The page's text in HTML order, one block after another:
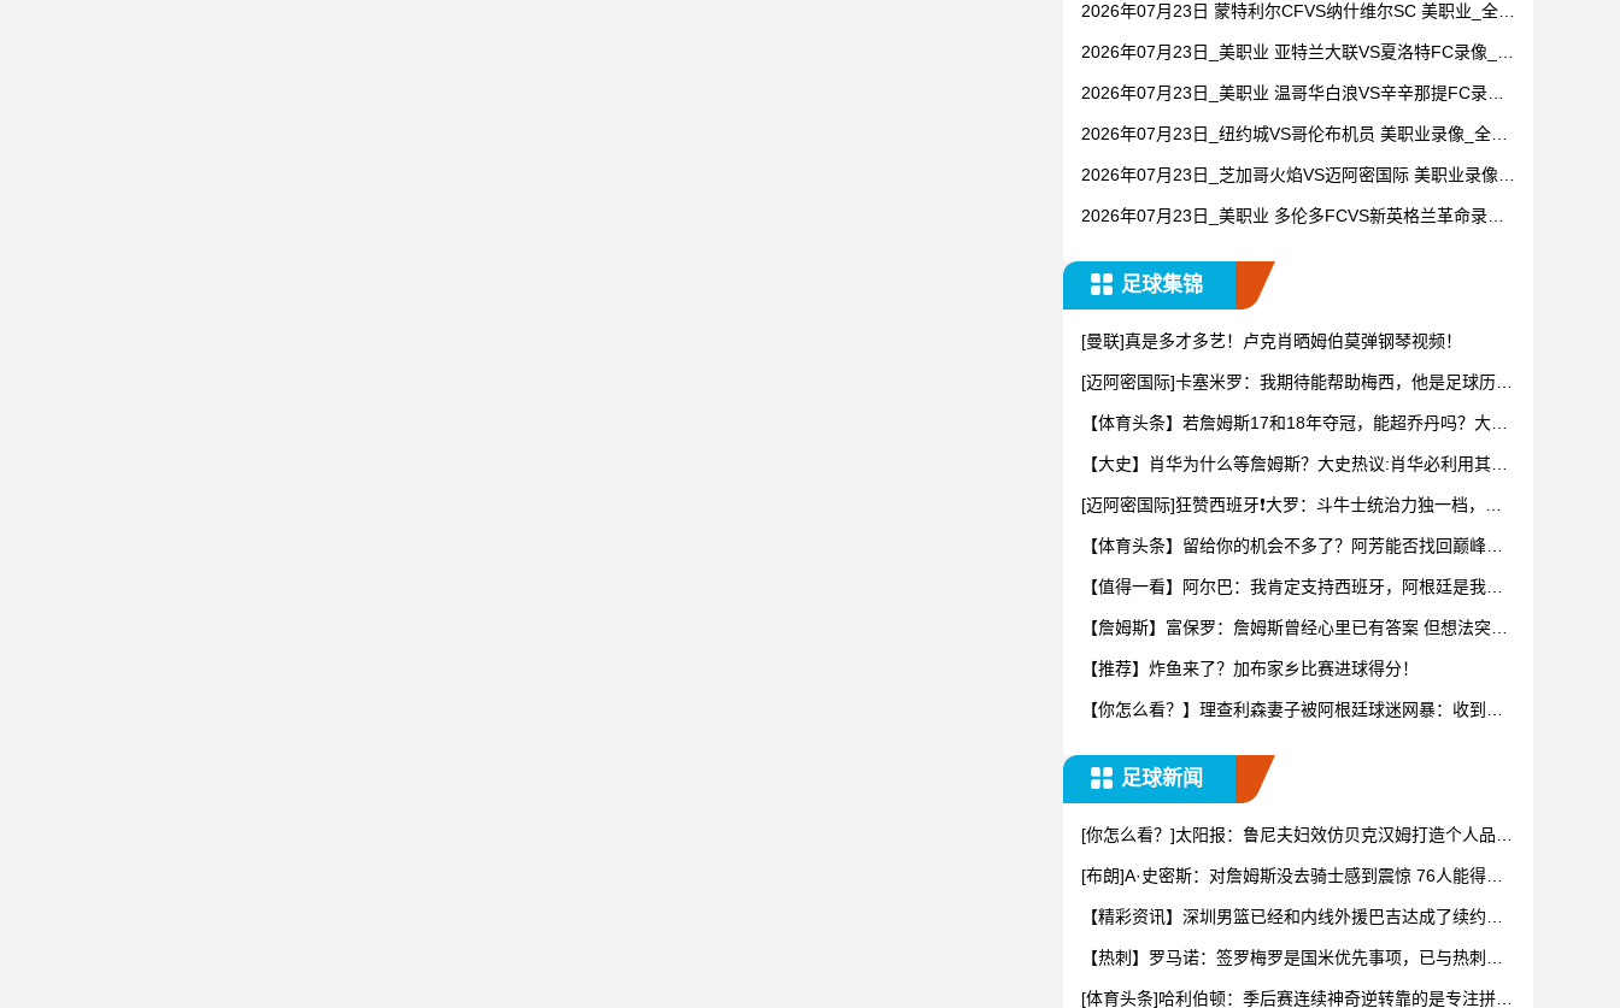
2026年07月23日 蒙特利尔CFVS纳什维尔SC 美职业_全场
2026年07月23日_美职业 亚特兰大联VS夏洛特FC录像_全
2026年07月23日_美职业 温哥华白浪VS辛辛那提FC录像_
2026年07月23日_纽约城VS哥伦布机员 美职业录像_全场
2026年07月23日_芝加哥火焰VS迈阿密国际 美职业录像_
2026年07月23日_美职业 多伦多FCVS新英格兰革命录像_
足球集锦
[曼联]真是多才多艺！卢克肖晒姆伯莫弹钢琴视频！
[迈阿密国际]卡塞米罗：我期待能帮助梅西，他是足球历史
【体育头条】若詹姆斯17和18年夺冠，能超乔丹吗？大史
【大史】肖华为什么等詹姆斯？大史热议:肖华必利用其商
[迈阿密国际]狂赞西班牙❗大罗：斗牛士统治力独一档，阿
【体育头条】留给你的机会不多了？阿芳能否找回巅峰期
【值得一看】阿尔巴：我肯定支持西班牙，阿根廷是我为
【詹姆斯】富保罗：詹姆斯曾经心里已有答案 但想法突然
【推荐】炸鱼来了？加布家乡比赛进球得分！
【你怎么看？】理查利森妻子被阿根廷球迷网暴：收到数
足球新闻
[你怎么看？]太阳报：鲁尼夫妇效仿贝克汉姆打造个人品
[布朗]A·史密斯：对詹姆斯没去骑士感到震惊 76人能得到
【精彩资讯】深圳男篮已经和内线外援巴吉达成了续约一
【热刺】罗马诺：签罗梅罗是国米优先事项，已与热刺以
[体育头条]哈利伯顿：季后赛连续神奇逆转靠的是专注拼下